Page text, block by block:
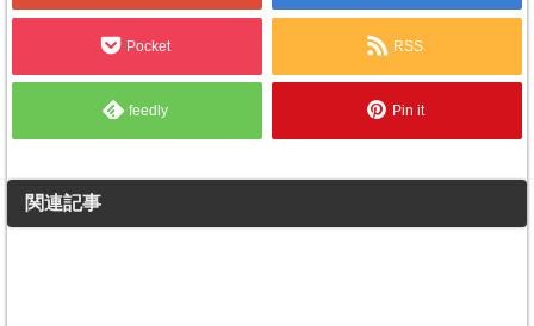
Pocket RSS
feedly Pin it
関連記事